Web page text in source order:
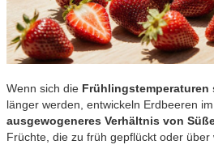
Wenn sich die Frühlingstemperaturen
länger werden, entwickeln Erdbeeren
ausgewogeneres Verhältnis von
Früchte, die zu früh gepflückt oder